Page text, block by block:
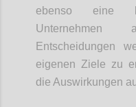
ebenso eine
Entscheidungen
eigenen Ziele zu
die Auswirkungen